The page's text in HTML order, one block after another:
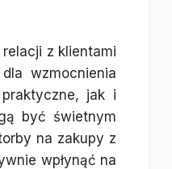
z klientami
wzmocnienia
jak i
być świetnym
na zakupy z
wpłynąć na